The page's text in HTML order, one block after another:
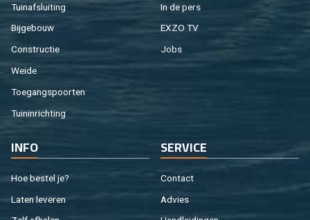
Tuin­af­slui­ting
Bij­ge­bouw
Con­struc­tie
Weide
Toe­gangs­poor­ten
Tuin­in­rich­ting
In de pers
EXZO TV
Jobs
INFO
Hoe be­stel je?
Laten le­ve­ren
SER­VI­CE
Con­tact
Ad­vies